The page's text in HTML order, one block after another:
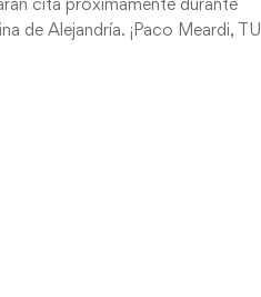
cita próximamente durante
de Alejandría. ¡Paco Meardi, TU